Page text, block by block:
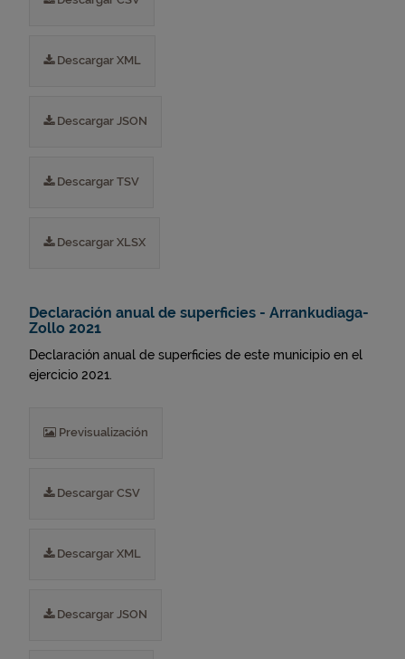
Descargar XML
Descargar JSON
Descargar TSV
Descargar XLSX
Declaración anual de superficies - Arrankudiaga-
Zollo 2021
Declaración anual de superficies de este municipio en el
ejercicio 2021.
Previsualización
Descargar CSV
Descargar XML
Descargar JSON